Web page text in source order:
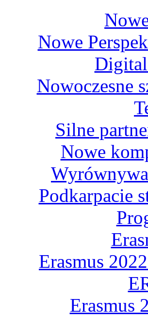
Nowe
Nowoczesne
Silne
Nowe
Podkarpacie
Erasmus
Erasmus